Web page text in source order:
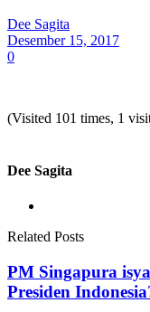
Dee Sagita
Desember 15, 2017
0
(Visited 101 times, 1
Dee Sagita
Related Posts
PM Singapura
Presiden